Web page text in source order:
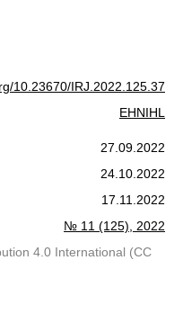
10.23670/IRJ.2022.125.37
EHNIHL
27.09.2022
24.10.2022
17.11.2022
№ 11 (125), 2022
4.0 International (CC